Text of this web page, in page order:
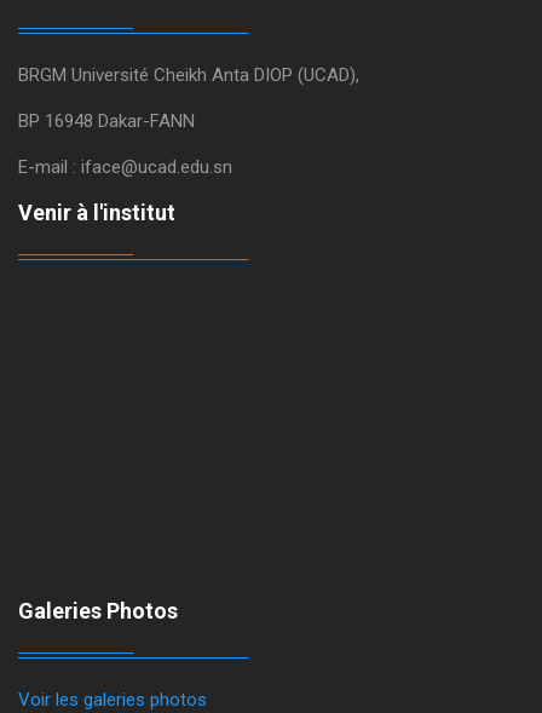
BRGM Université Cheikh Anta DIOP (UCAD),
BP 16948 Dakar-FANN
E-mail : iface@ucad.edu.sn
Venir à l'institut
Galeries Photos
Voir les galeries photos